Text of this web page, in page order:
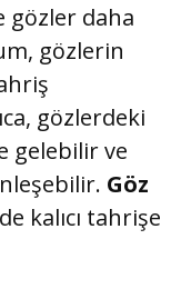
gözler daha
gözlerin
gözlerdeki
gelebilir ve
Göz
kalıcı tahrişe